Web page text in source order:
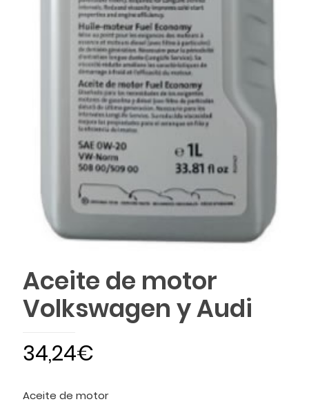
Aceite de motor
Volkswagen y Audi
34,24€
Aceite de motor